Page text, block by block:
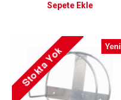
Sepete Ekle
Yeni